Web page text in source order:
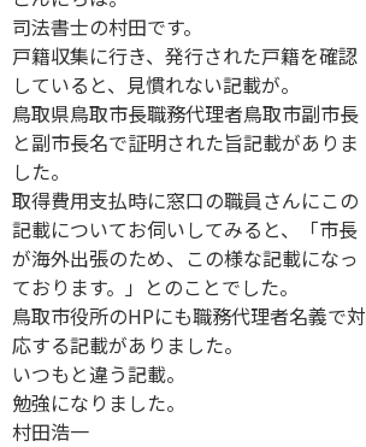
司法書士の村田です。
戸籍収集に行き、発行された戸籍を確認
していると、見慣れない記載が。
鳥取県鳥取市長職務代理者鳥取市副市長
と副市長名で証明された旨記載がありま
した。
取得費用支払時に窓口の職員さんにこの
記載についてお伺いしてみると、「市長
が海外出張のため、この様な記載になっ
ております。」とのことでした。
鳥取市役所のHPにも職務代理者名義で対
応する記載がありました。
いつもと違う記載。
勉強になりました。
村田浩一